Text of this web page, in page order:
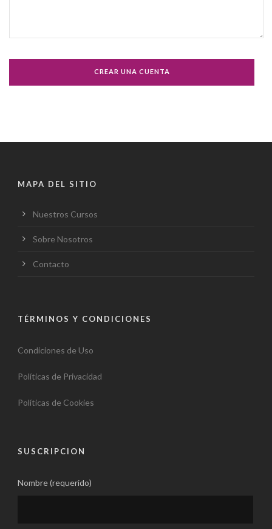
MAPA DEL SITIO
Nuestros Cursos
Sobre Nosotros
Contacto
TÉRMINOS Y CONDICIONES
Condiciones de Uso
Políticas de Privacidad
Políticas de Cookies
SUSCRIPCION
Nombre (requerido)